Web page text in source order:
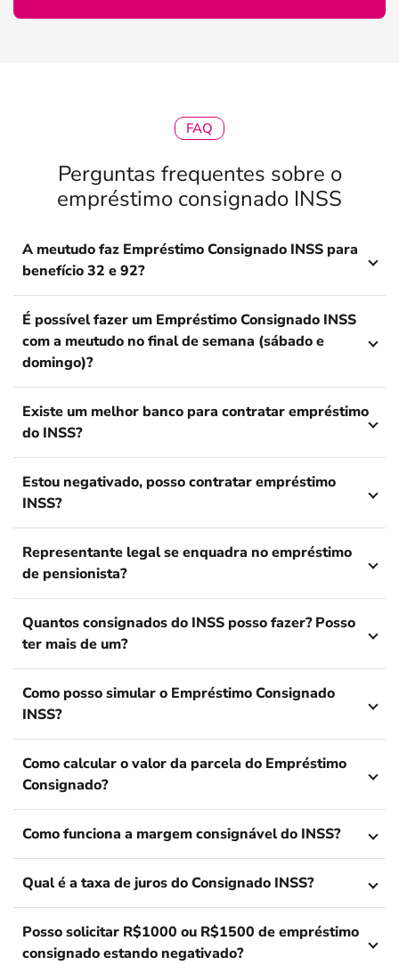
FAQ
Perguntas frequentes sobre o
empréstimo consignado INSS
A meutudo faz Empréstimo Consignado INSS para
benefício 32 e 92?
É possível fazer um Empréstimo Consignado INSS
com a meutudo no final de semana (sábado e
domingo)?
Existe um melhor banco para contratar empréstimo
do INSS?
Estou negativado, posso contratar empréstimo
INSS?
Representante legal se enquadra no empréstimo
de pensionista?
Quantos consignados do INSS posso fazer? Posso
ter mais de um?
Como posso simular o Empréstimo Consignado
INSS?
Como calcular o valor da parcela do Empréstimo
Consignado?
Como funciona a margem consignável do INSS?
Qual é a taxa de juros do Consignado INSS?
Posso solicitar R$1000 ou R$1500 de empréstimo
consignado estando negativado?